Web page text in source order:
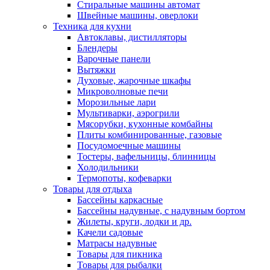
Стиральные машины автомат
Швейные машины, оверлоки
Техника для кухни
Автоклавы, дистилляторы
Блендеры
Варочные панели
Вытяжки
Духовые, жарочные шкафы
Микроволновые печи
Морозильные лари
Мультиварки, аэрогрили
Мясорубки, кухонные комбайны
Плиты комбинированные, газовые
Посудомоечные машины
Тостеры, вафельницы, блинницы
Холодильники
Термопоты, кофеварки
Товары для отдыха
Бассейны каркасные
Бассейны надувные, с надувным бортом
Жилеты, круги, лодки и др.
Качели садовые
Матрасы надувные
Товары для пикника
Товары для рыбалки